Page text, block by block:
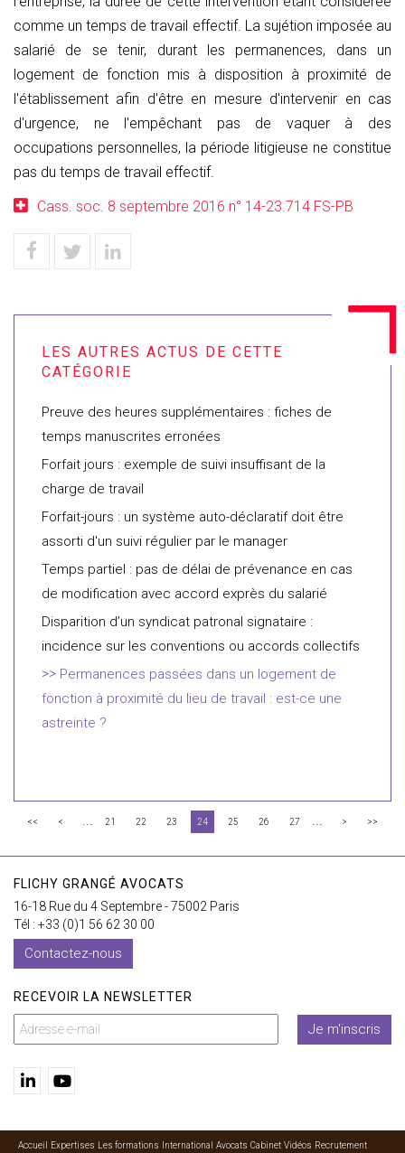
comme un temps de travail effectif. La sujétion imposée au
salarié de se tenir, durant les permanences, dans un
logement de fonction mis à disposition à proximité de
l'établissement afin d'être en mesure d'intervenir en cas
d'urgence, ne l'empêchant pas de vaquer à des
occupations personnelles, la période litigieuse ne constitue
pas du temps de travail effectif.
Cass. soc. 8 septembre 2016 n° 14-23.714 FS-PB
Preuve des heures supplémentaires : fiches de
temps manuscrites erronées
Forfait jours : exemple de suivi insuffisant de la
charge de travail
Forfait-jours : un système auto-déclaratif doit être
assorti d'un suivi régulier par le manager
Temps partiel : pas de délai de prévenance en cas
de modification avec accord exprès du salarié
Disparition d’un syndicat patronal signataire :
incidence sur les conventions ou accords collectifs
Permanences passées dans un logement de
fonction à proximité du lieu de travail : est-ce une
astreinte ?
<< < ... 21 22 23 24 25 26 27 ... > >>
FLICHY GRANGÉ AVOCATS
16-18 Rue du 4 Septembre - 75002 Paris
Tél : +33 (0)1 56 62 30 00
Contactez-nous
RECEVOIR LA NEWSLETTER
Je m'inscris
Accueil Expertises Les formations International Avocats Cabinet Vidéos Recrutement